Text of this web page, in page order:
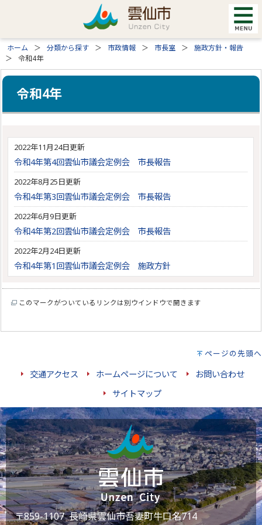
ホーム 分類から探す 市政情報 市長室
施政方針・報告
令和4年
令和4年
2022年11月24日更新
令和4年第4回雲仙市議会定例会 市長報告
2022年8月25日更新
令和4年第3回雲仙市議会定例会 市長報告
2022年6月9日更新
令和4年第2回雲仙市議会定例会 市長報告
2022年2月24日更新
令和4年第1回雲仙市議会定例会 施政方針
このマークがついているリンクは別ウインドウで開きます
ページの先頭へ
交通アクセス ホームページについて
お問い合わせ
サイトマップ
〒859-1107 長崎県雲仙市吾妻町牛口名714